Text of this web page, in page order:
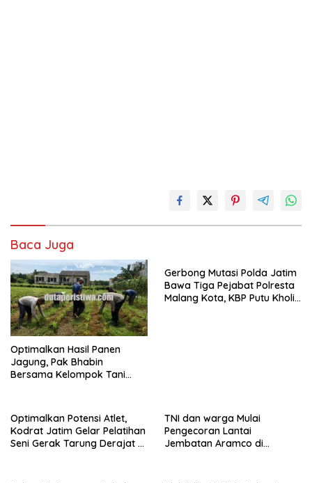
Baca Juga
Optimalkan Hasil Panen
Jagung, Pak Bhabin
Bersama Kelompok Tani
Gerbong Mutasi Polda Jatim
Bawa Tiga Pejabat Polresta
Malang Kota, KBP Putu Kholis
Optimalkan Potensi Atlet,
Kodrat Jatim Gelar Pelatihan
Seni Gerak Tarung Derajat di
TNI dan warga Mulai
Pengecoran Lantai
Jembatan Aramco di